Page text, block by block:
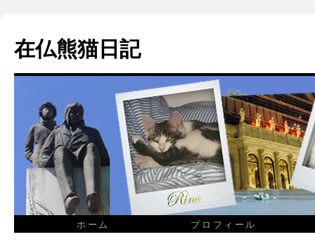
在仏熊猫日記
ホーム プロフィール